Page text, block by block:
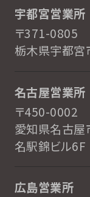
宇都宮営業所
〒371-0805
栃木県宇都
名古屋営業所
〒450-0002
愛知県名古
名駅錦ビル6F
広島営業所